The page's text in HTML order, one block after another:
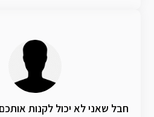
חבל שאני לא יכול לקנות